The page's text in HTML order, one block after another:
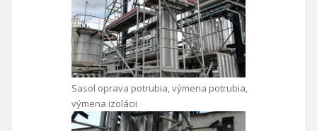
Sasol oprava potrubia, výmena potrubia,
výmena izolácii